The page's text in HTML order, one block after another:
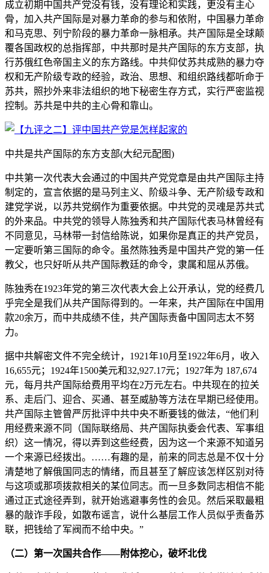
成立初期中国共产党没有钱，没有理论和实践，更没有主心
骨，加入共产国际是对暴力革命的参与和依附，中国暴力革命
和马克思、列宁阶段的暴力革命一脉相承。共产国际是全球颠
覆各国政权的总指挥部，中共那时是共产国际的东方支部，执
行苏俄红色帝国主义的东方路线。中共仰仗苏共成熟的暴力夺
权和无产阶级专政的经验，政治、思想、和组织路线都听命于
苏共，照抄外来非法组织的地下秘密生存方式，实行严密监视
控制。苏共是中共的主心骨和靠山。
中共是共产国际的东方支部(大纪元配图)
中共第一次代表大会通过的中国共产党党章是由共产国际主持
制定的，宣言依据的是马列主义、阶级斗争、无产阶级专政和
建党学说，以苏共党纲作为重要依据。中共党的灵魂是苏共式
的外来品。中共党的领导人陈独秀和共产国际代表马林曾经有
不同意见，马林带一封信给陈说，如果你是真正的共产党员，
一定要听第三国际的命令。虽然陈独秀是中国共产党的第一任
教父，也只好听从共产国际教廷的命令，隶属和屈从苏俄。
陈独秀在1923年党的第三次代表大会上公开承认，党的经费几
乎完全是我们从共产国际得到的。一年来，共产国际在中国用
款20余万，而中共成绩不佳，共产国际责备中国同志太不努
力。
据中共解密文件不完全统计，1921年10月至1922年6月，收入
16,655元；1924年1500美元和32,927.17元；1927年为 187,674
元，每月共产国际给费用平均在2万元左右。中共现在的拉关
系、走后门、迎合、买通、甚至威胁等方法在早期已经使用。
共产国际主管曾严厉批评中共中央不断要钱的做法，“他们利
用经费来源不同（国际联络局、共产国际执委会代表、军事组
织）这一情况，得以弄到这些经费，因为这一个来源不知道另
一个来源已经拨出。……有趣的是，前来的同志总是不仅十分
清楚地了解俄国同志的情绪，而且甚至了解应该怎样区别对待
与这项或那项拨款相关的某位同志。而一旦多数同志相信不能
通过正式途径弄到，就开始逃避事务性的会见。然后采取最粗
暴的敲诈手段，如散布谣言，说什么基层工作人员似乎责备苏
联，把钱给了军阀而不给中央。”
（二）第一次国共合作——附体挖心，破坏北伐